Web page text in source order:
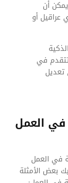
أن
عراقيل أو
في
في العمل
في العمل
بعض الأمثلة